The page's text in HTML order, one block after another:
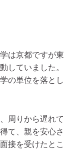
は京都ですが東
していました。
の単位を落とし
周りから遅れて
て、親を安心さ
接を受けたとこ